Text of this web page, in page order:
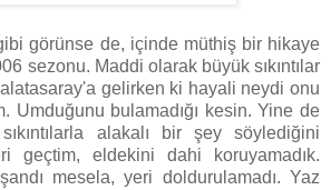
gibi görünse de, içinde müthiş bir hikaye
sezonu. Maddi olarak büyük sıkıntılar
gelirken ki hayali neydi onu
Umduğunu bulamadığı kesin. Yine de
alakalı bir şey söylediğini
geçtim, eldekini dahi koruyamadık.
mesela, yeri doldurulamadı. Yaz